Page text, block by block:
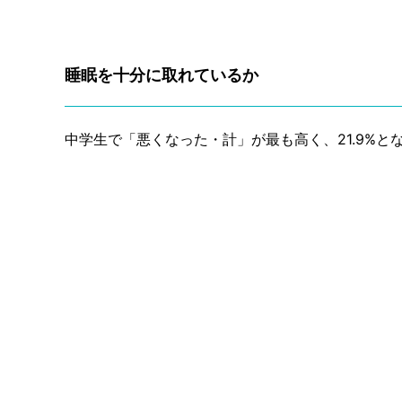
睡眠を十分に取れているか
中学生で「悪くなった・計」が最も高く、21.9%と